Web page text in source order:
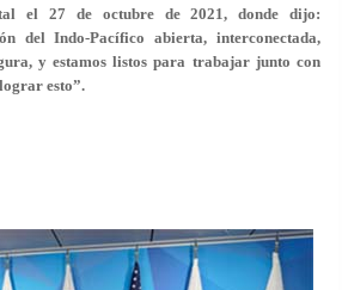
el 27 de octubre de 2021, donde dijo:
del Indo-Pacífico abierta, interconectada,
y estamos listos para trabajar junto con
esto”.